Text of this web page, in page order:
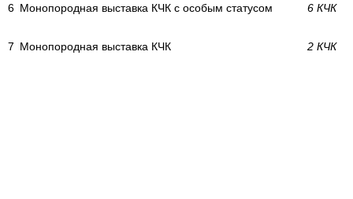
6 Монопородная выставка КЧК с особым статусом 6 КЧК
7 Монопородная выставка КЧК 2 КЧК